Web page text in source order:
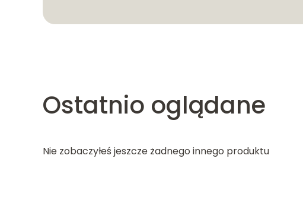
Ostatnio oglądane
Nie zobaczyłeś jeszcze żadnego innego produktu